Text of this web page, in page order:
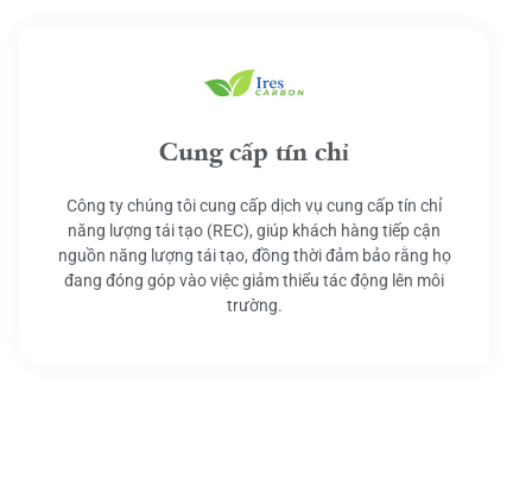
Cung cấp tín chỉ
Công ty chúng tôi cung cấp dịch vụ cung cấp tín chỉ
năng lượng tái tạo (REC), giúp khách hàng tiếp cận
nguồn năng lượng tái tạo, đồng thời đảm bảo rằng họ
đang đóng góp vào việc giảm thiểu tác động lên môi
trường.